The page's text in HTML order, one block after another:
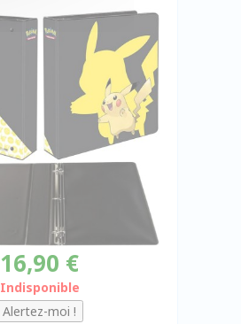
16,90 €
Indisponible